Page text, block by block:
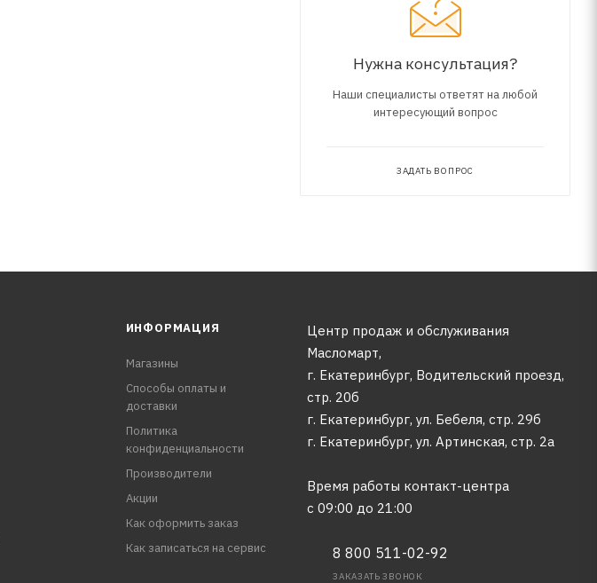
Нужна консультация?
Наши специалисты ответят на любой
интересующий вопрос
ЗАДАТЬ ВОПРОС
ИНФОРМАЦИЯ
Магазины
Способы оплаты и
доставки
Политика
конфиденциальности
Производители
Акции
Как оформить заказ
Как записаться на сервис
Центр продаж и обслуживания
Масломарт,
г. Екатеринбург, Водительский проезд,
стр. 20б
г. Екатеринбург, ул. Бебеля, стр. 29б
г. Екатеринбург, ул. Артинская, стр. 2а
Время работы контакт-центра
с 09:00 до 21:00
8 800 511-02-92
ЗАКАЗАТЬ ЗВОНОК